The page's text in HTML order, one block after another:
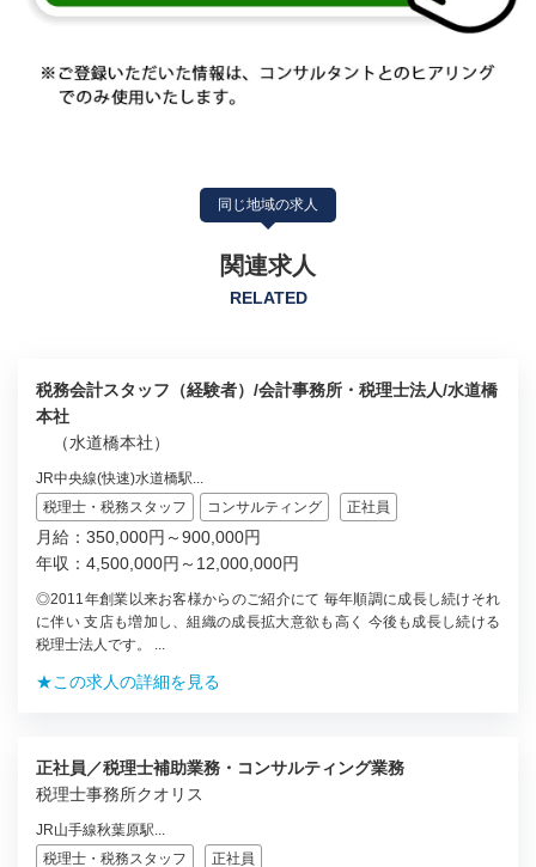
同じ地域の求人
関連求人
RELATED
税務会計スタッフ（経験者）/会計事務所・税理士法人/水道橋
本社
（水道橋本社）
JR中央線(快速)水道橋駅...
税理士・税務スタッフ
コンサルティング 正社員
月給：350,000円～900,000円
年収：4,500,000円～12,000,000円
◎2011年創業以来お客様からのご紹介にて 毎年順調に成長し続けそれ
に伴い 支店も増加し、組織の成長拡大意欲も高く 今後も成長し続ける
税理士法人です。 ...
★この求人の詳細を見る
正社員／税理士補助業務・コンサルティング業務
税理士事務所クオリス
JR山手線秋葉原駅...
税理士・税務スタッフ
正社員